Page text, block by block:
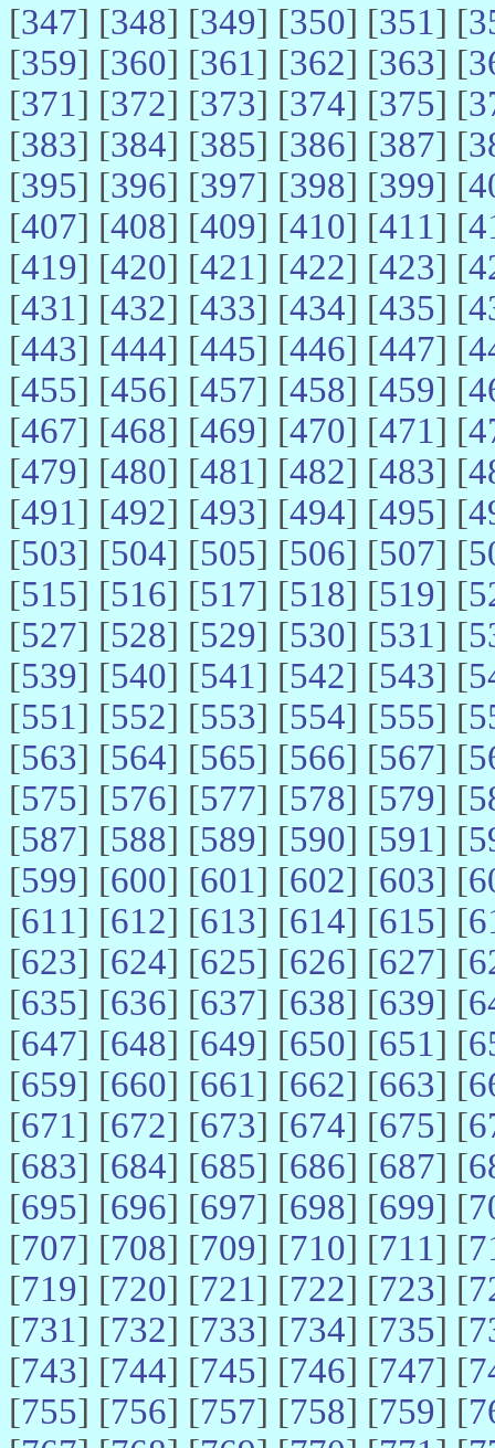
[347] [348] [349] [350] [351] [
[359] [360] [361] [362] [363] [
[371] [372] [373] [374] [375] [
[383] [384] [385] [386] [387] [
[395] [396] [397] [398] [399] [
[407] [408] [409] [410] [411] [
[419] [420] [421] [422] [423] [
[431] [432] [433] [434] [435] [
[443] [444] [445] [446] [447] [
[455] [456] [457] [458] [459] [
[467] [468] [469] [470] [471] [
[479] [480] [481] [482] [483] [
[491] [492] [493] [494] [495] [
[503] [504] [505] [506] [507] [
[515] [516] [517] [518] [519] [
[527] [528] [529] [530] [531] [
[539] [540] [541] [542] [543] [
[551] [552] [553] [554] [555] [
[563] [564] [565] [566] [567] [
[575] [576] [577] [578] [579] [
[587] [588] [589] [590] [591] [
[599] [600] [601] [602] [603] [
[611] [612] [613] [614] [615] [
[623] [624] [625] [626] [627] [
[635] [636] [637] [638] [639] [
[647] [648] [649] [650] [651] [
[659] [660] [661] [662] [663] [
[671] [672] [673] [674] [675] [
[683] [684] [685] [686] [687] [
[695] [696] [697] [698] [699] [
[707] [708] [709] [710] [711] [
[719] [720] [721] [722] [723] [
[731] [732] [733] [734] [735] [
[743] [744] [745] [746] [747] [
[755] [756] [757] [758] [759] [